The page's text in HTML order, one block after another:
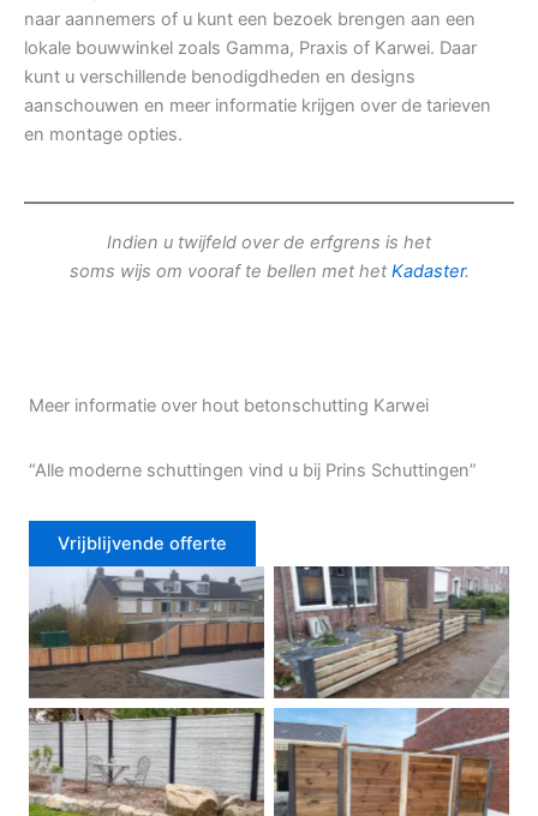
naar aannemers of u kunt een bezoek brengen aan een
lokale bouwwinkel zoals Gamma, Praxis of Karwei. Daar
kunt u verschillende benodigdheden en designs
aanschouwen en meer informatie krijgen over de tarieven
en montage opties.
Indien u twijfeld over de erfgrens is het
soms wijs om vooraf te bellen met het Kadaster.
Meer informatie over hout betonschutting Karwei
“Alle moderne schuttingen vind u bij Prins Schuttingen”
Vrijblijvende offerte
Douglas schutting Tuinhek voortuin
Betonschutting
Dubbele poort